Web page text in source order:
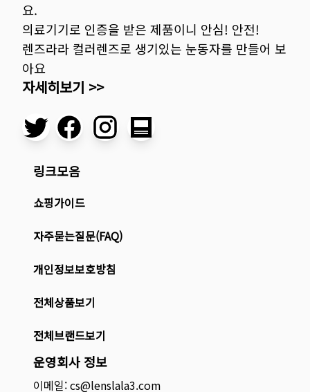
요.
의료기기로 인증을 받은 제품이니 안심! 안전!
렌즈라라 컬러렌즈로 생기있는 눈동자를 만들어 보
아요
자세히보기 >>
링크모음
쇼핑가이드
자주묻는질문(FAQ)
개인정보보호방침
전체상품보기
전체브랜드보기
운영회사 정보
이메일: cs@lenslala3.com